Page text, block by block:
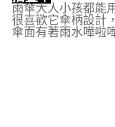
雨傘大人小孩都能
很喜歡它傘柄設計
傘面有著雨水嘩啦